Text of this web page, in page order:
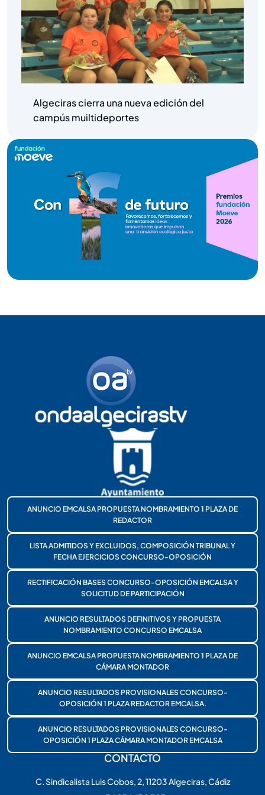
Algeciras cierra una nueva edición del
campús muiltideportes
ANUNCIO EMCALSA PROPUESTA NOMBRAMIENTO 1 PLAZA DE
REDACTOR
LISTA ADMITIDOS Y EXCLUIDOS, COMPOSICIÓN TRIBUNAL Y
FECHA EJERCICIOS CONCURSO-OPOSICIÓN
RECTIFICACIÓN BASES CONCURSO-OPOSICIÓN EMCALSA Y
SOLICITUD DE PARTICIPACIÓN
ANUNCIO RESULTADOS DEFINITIVOS Y PROPUESTA
NOMBRAMIENTO CONCURSO EMCALSA
ANUNCIO EMCALSA PROPUESTA NOMBRAMIENTO 1 PLAZA DE
CÁMARA MONTADOR
ANUNCIO RESULTADOS PROVISIONALES CONCURSO-
OPOSICIÓN 1 PLAZA REDACTOR EMCALSA.
ANUNCIO RESULTADOS PROVISIONALES CONCURSO-
OPOSICIÓN 1 PLAZA CÁMARA MONTADOR EMCALSA
CONTACTO
C. Sindicalista Luis Cobos, 2, 11203 Algeciras, Cádiz